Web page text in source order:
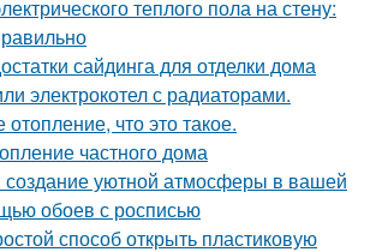
теплого пола на стену:
сайдинга для отделки дома
электрокотел с радиаторами.
отопление, что это такое.
частного дома
создание уютной атмосферы в вашей
обоев с росписью
способ открыть пластиковую